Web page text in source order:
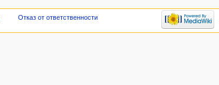
Отказ от ответственности